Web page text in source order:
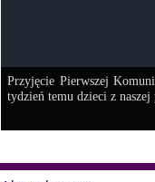
Przyjęcie Pierwszej
tydzień temu dzieci z